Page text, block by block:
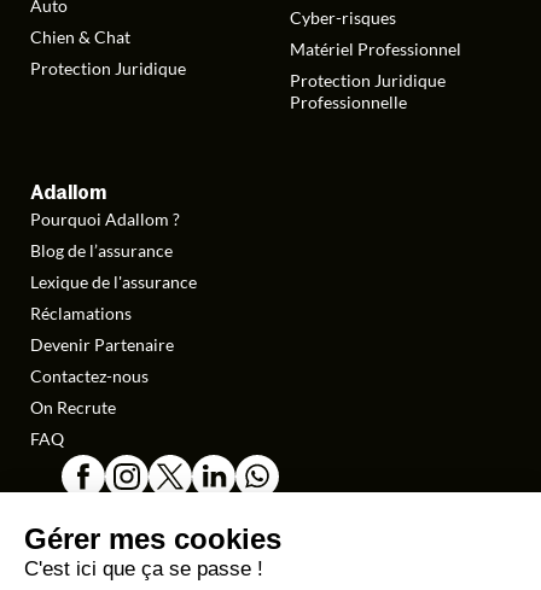
Auto
Chien & Chat
Protection Juridique
Cyber-risques
Matériel Professionnel
Protection Juridique
Professionnelle
Adallom
Pourquoi Adallom ?
Blog de l’assurance
Lexique de l'assurance
Réclamations
Devenir Partenaire
Contactez-nous
On Recrute
FAQ
Politique de Confidentialité
Conditions Générales